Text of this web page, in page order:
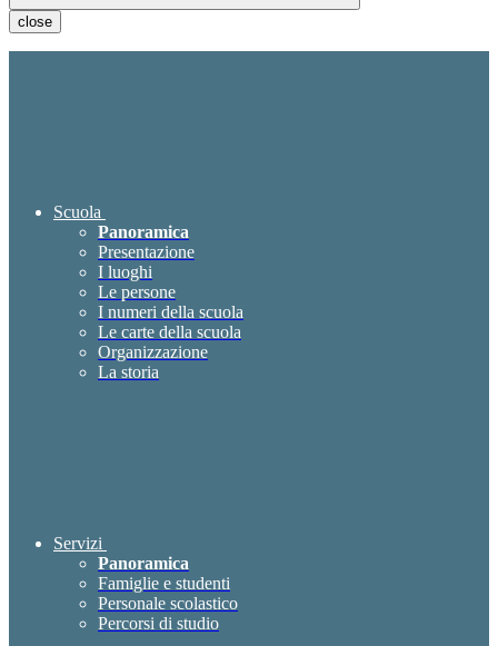
close
Scuola
Panoramica
Presentazione
I luoghi
Le persone
I numeri della scuola
Le carte della scuola
Organizzazione
La storia
Servizi
Panoramica
Famiglie e studenti
Personale scolastico
Percorsi di studio